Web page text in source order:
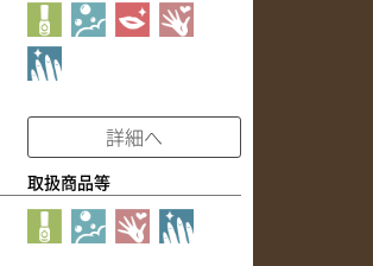
詳細へ
取扱商品等